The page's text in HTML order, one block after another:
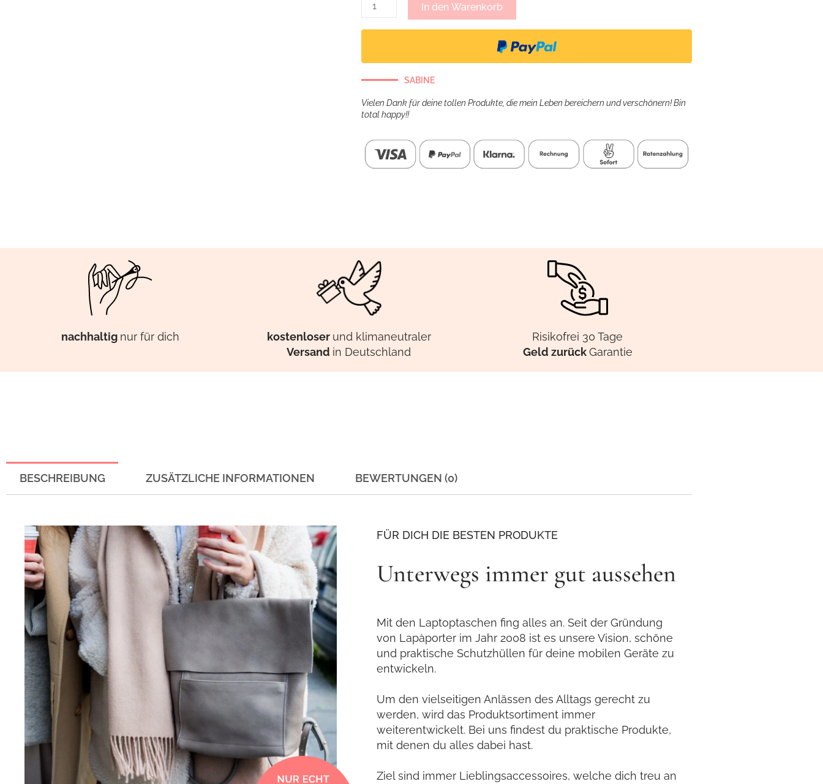
In den Warenkorb
SABINE
Vielen Dank für deine tollen Produkte, die mein Leben bereichern und verschönern! Bin
total happy!!
nachhaltig nur für dich kostenloser und klimaneutraler
Versand in Deutschland
Risikofrei 30 Tage
Geld zurückGarantie
BESCHREIBUNG ZUSÄTZLICHE INFORMATIONEN BEWERTUNGEN (0)
FÜR DICH DIE BESTEN PRODUKTE
Unterwegs immer gut aussehen
Mit den Laptoptaschen fing alles an. Seit der Gründung
von Lapàporter im Jahr 2008 ist es unsere Vision, schöne
und praktische Schutzhüllen für deine mobilen Geräte zu
entwickeln.
Um den vielseitigen Anlässen des Alltags gerecht zu
werden, wird das Produktsortiment immer
weiterentwickelt. Bei uns findest du praktische Produkte,
mit denen du alles dabei hast.
Ziel sind immer Lieblingsaccessoires, welche dich treu an